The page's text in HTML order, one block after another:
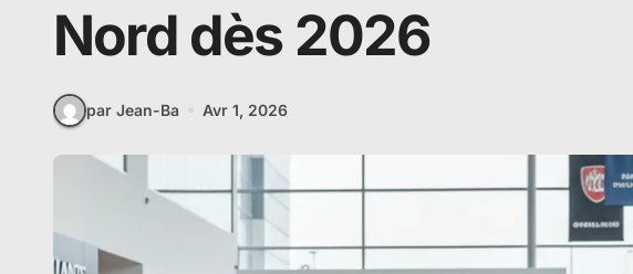
Nord dès 2026
par Jean-Ba Avr 1, 2026